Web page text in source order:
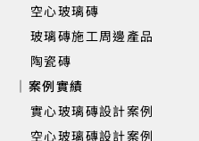
新竹遠傳丰景
​ 空心玻璃磚
玻璃磚施工周邊產品
陶瓷磚
｜案例實績
實心玻璃磚設計案例
空心玻璃磚設計案例